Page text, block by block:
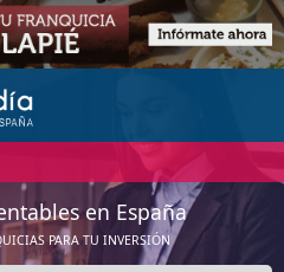
en España
PARA TU INVERSIÓN